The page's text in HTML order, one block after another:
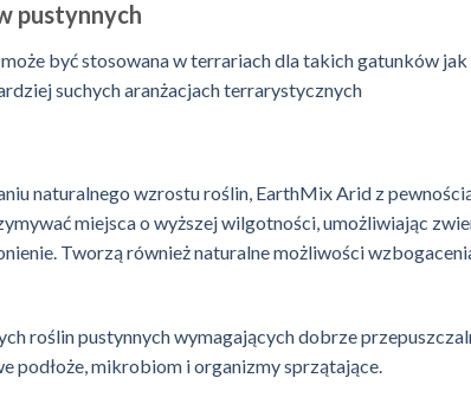
pustynnych
być stosowana w terrariach dla takich gatunków jak
suchych aranżacjach terrarystycznych
naturalnego wzrostu roślin, EarthMix Arid z
miejsca o wyższej wilgotności, umożliwiając
Tworzą również naturalne możliwości
roślin pustynnych wymagających dobrze
podłoże, mikrobiom i organizmy sprzątające.